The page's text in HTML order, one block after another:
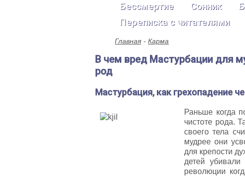
Бессмертие Сонник
Переписка с читателями
Главная Карма
В чем вред Мастурбации для
род
Мастурбация, как грехопадение
Раньше когда
чистоте рода.
своего тела
мудрее они
для крепости
детей
революции